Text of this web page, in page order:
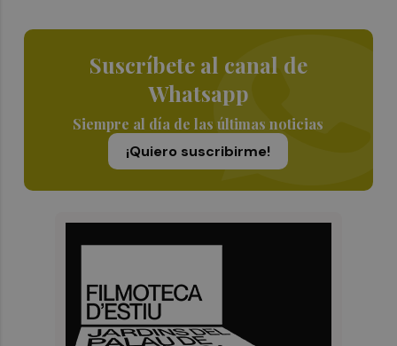
Suscríbete al canal de
Whatsapp
Siempre al día de las últimas noticias
¡Quiero suscribirme!